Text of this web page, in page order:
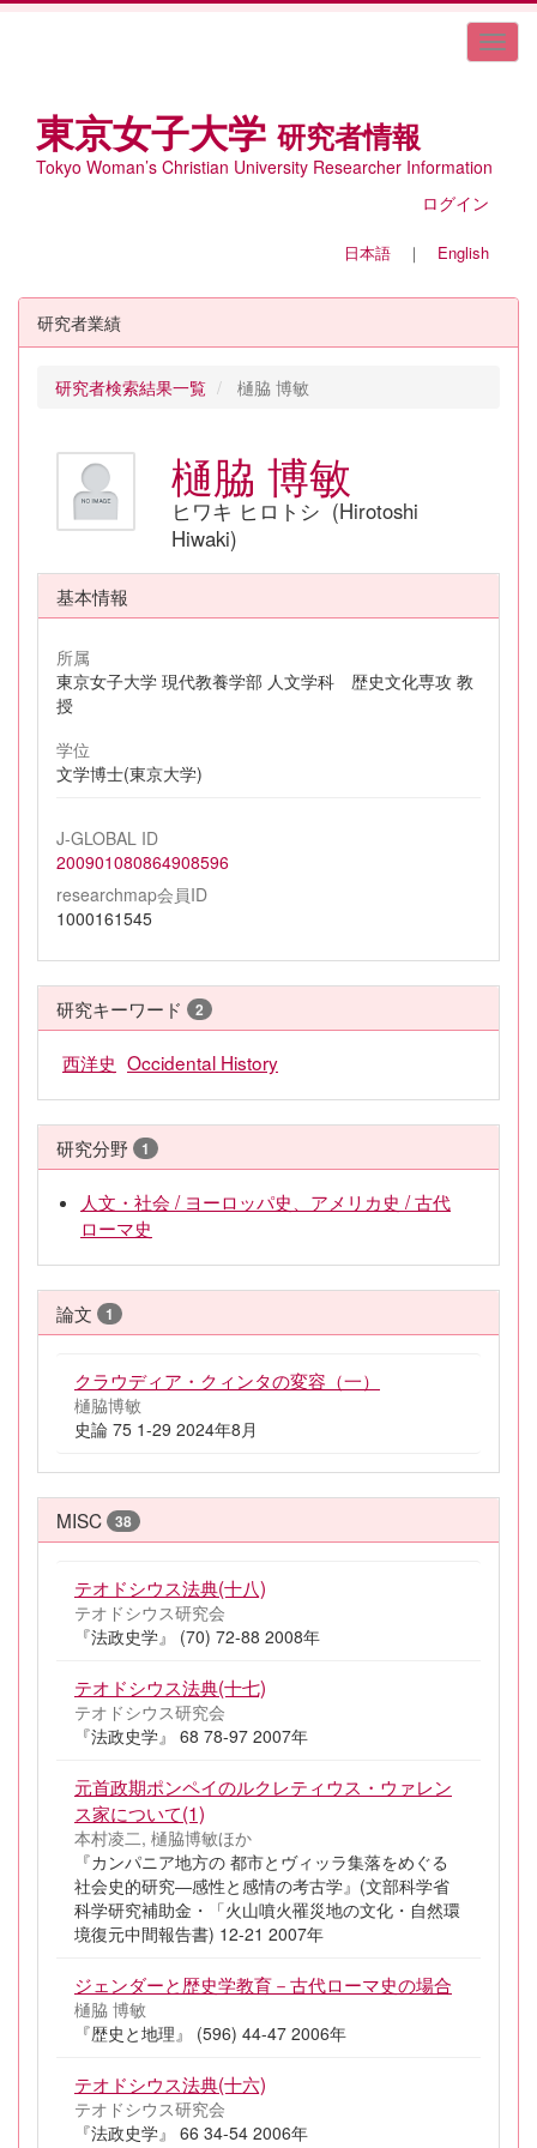
東京女子大学 研究者情報
Tokyo Woman’s Christian University Researcher Information
ログイン
日本語 ｜ English
研究者業績
研究者検索結果一覧 樋脇 博敏
樋脇 博敏
ヒワキ ヒロトシ (Hirotoshi
Hiwaki)
基本情報
所属
東京女子大学 現代教養学部 人文学科 歴史文化専攻 教
授
学位
文学博士(東京大学)
J-GLOBAL ID
200901080864908596
researchmap会員ID
1000161545
研究キーワード 2
西洋史 Occidental History
研究分野 1
人文・社会 / ヨーロッパ史、アメリカ史 / 古代
ローマ史
論文 1
クラウディア・クィンタの変容（一）
樋脇博敏
史論 75 1-29 2024年8月
MISC 38
テオドシウス法典(十八)
テオドシウス研究会
『法政史学』 (70) 72-88 2008年
テオドシウス法典(十七)
テオドシウス研究会
『法政史学』 68 78-97 2007年
元首政期ポンペイのルクレティウス・ウァレン
ス家について(1)
本村凌二, 樋脇博敏ほか
『カンパニア地方の 都市とヴィッラ集落をめぐる
社会史的研究―感性と感情の考古学』(文部科学省
科学研究補助金・「火山噴火罹災地の文化・自然環
境復元中間報告書) 12-21 2007年
ジェンダーと歴史学教育－古代ローマ史の場合
樋脇 博敏
『歴史と地理』 (596) 44-47 2006年
テオドシウス法典(十六)
テオドシウス研究会
『法政史学』 66 34-54 2006年